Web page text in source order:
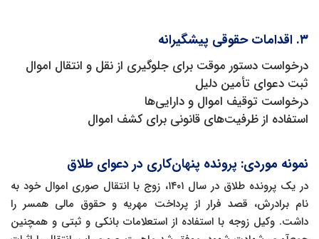
۳. اقدامات حقوقی پیشگیرانه
درخواست دستور موقت برای جلوگیری از نقل و انتقال اموال
ثبت دعوای تأمین دلیل
درخواست توقیف اموال و دارایی‌ها
استفاده از ظرفیت‌های قانونی برای کشف اموال
نمونه موردی: پرونده پنهان‌کاری در دعوای طلاق
در یک پرونده طلاق در سال ۱۴۰۱، زوج با انتقال صوری اموال خود به
نام برادرش، قصد فرار از پرداخت مهریه و حقوق مالی همسر را
داشت. وکیل زوجه با استفاده از استعلامات بانکی و ثبتی و همچنین